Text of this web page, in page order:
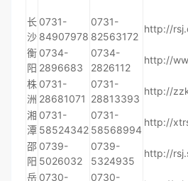
长
沙
0731-
84907978
0731-
82563172
http://
衡
阳
0734-
2896683
0734-
2826112
http://
株
洲
0731-
28681071
0731-
28813393
http://
湘
潭
0731-
58524342
0731-
58568994
http://
邵
阳
0739-
5026032
0739-
5324935
http://
岳 0730-
0730-